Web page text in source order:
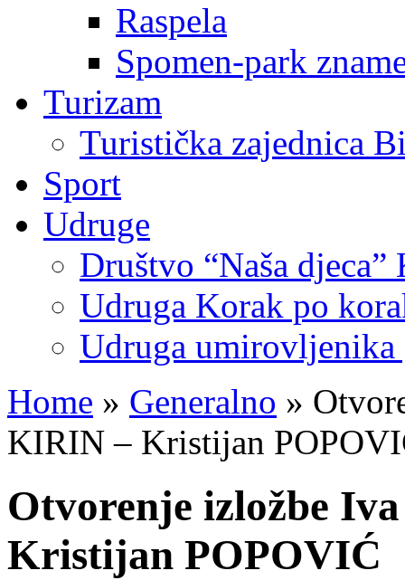
Raspela
Spomen-park
Turizam
Turistička zajednica
Sport
Udruge
Društvo “Naša djeca”
Udruga Korak po
Udruga umirovljenika
Home » Generalno »
KIRIN – Kristijan
Otvorenje izložbe
Kristijan POPOVIĆ